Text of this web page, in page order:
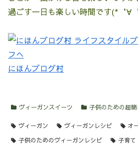
過ごす一日も楽しい時間です
にほんブログ村
ヴィーガンスイーツ 子供のための超
ヴィーガン ヴィーガンレシピ オ
子供のためのヴィーガンレシピ
子育て